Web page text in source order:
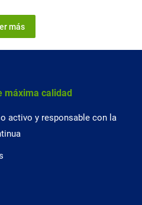
más
máxima calidad
activo y responsable con la